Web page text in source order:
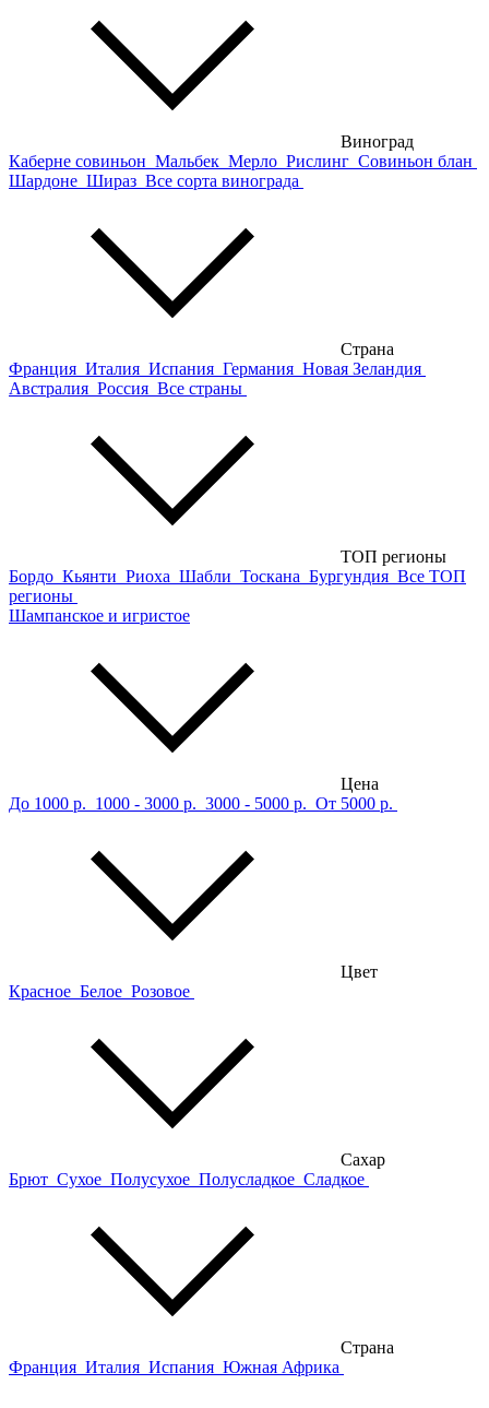
Виноград
Каберне совиньон Мальбек Мерло Рислинг Совиньон блан
Шардоне Шираз Все сорта винограда
Страна
Франция Италия Испания Германия Новая Зеландия
Австралия Россия Все страны
ТОП регионы
Бордо Кьянти Риоха Шабли Тоскана Бургундия Все ТОП
регионы
Шампанское и игристое
Цена
До 1000 р. 1000 - 3000 р. 3000 - 5000 р. От 5000 р.
Цвет
Красное Белое Розовое
Сахар
Брют Сухое Полусухое Полусладкое Сладкое
Страна
Франция Италия Испания Южная Африка